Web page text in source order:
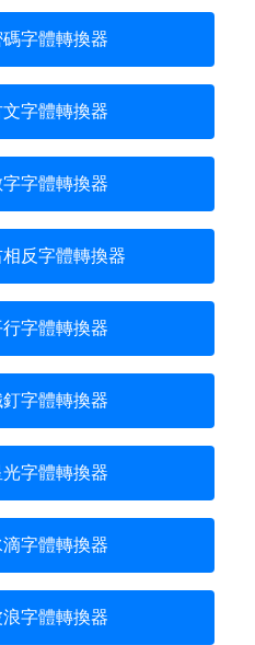
碼字體轉換器
文字體轉換器
字字體轉換器
相反字體轉換器
行字體轉換器
釘字體轉換器
光字體轉換器
滴字體轉換器
浪字體轉換器